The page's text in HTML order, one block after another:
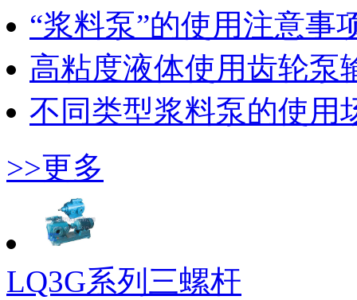
“浆料泵”的使用注意事
高粘度液体使用齿轮泵
不同类型浆料泵的使用
>>更多
LQ3G系列三螺杆